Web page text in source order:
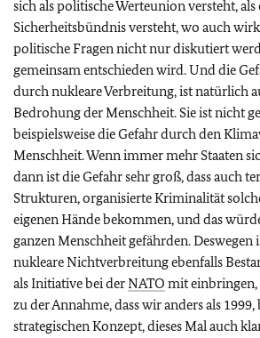
sich als politische Werteunion versteht, als
Sicherheitsbündnis versteht, wo auch
politische Fragen nicht nur diskutiert
gemeinsam entschieden wird. Und die
durch nukleare Verbreitung, ist natürlich
Bedrohung der Menschheit. Sie ist nicht
beispielsweise die Gefahr durch den
Menschheit. Wenn immer mehr Staaten
dann ist die Gefahr sehr groß, dass auch
Strukturen, organisierte Kriminalität
eigenen Hände bekommen, und das
ganzen Menschheit gefährden.
nukleare Nichtverbreitung ebenfalls
als Initiative bei derNATO mit
zu der Annahme, dass wir anders als
strategischen Konzept, dieses Mal auch